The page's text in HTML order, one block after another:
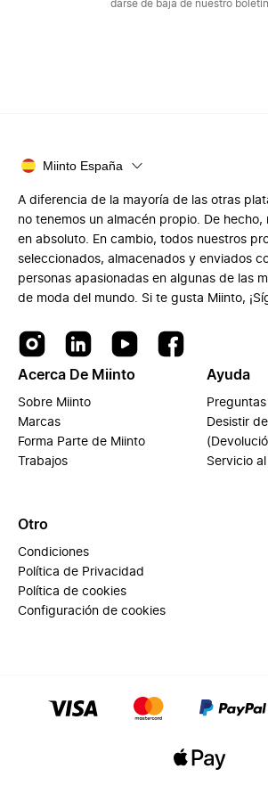
darse de baja de nuestro boletín
Miinto España
A diferencia de la mayoría de las otras
no tenemos un almacén propio. De hecho,
en absoluto. En cambio, todos nuestros
seleccionados, almacenados y enviados
personas apasionadas en algunas de las
de moda del mundo. Si te gusta Miinto,
Acerca De Miinto
Sobre Miinto
Marcas
Forma Parte de Miinto
Trabajos
Ayuda
Desistir
Servicio
Otro
Condiciones
Política de Privacidad
Política de cookies
Configuración de cookies